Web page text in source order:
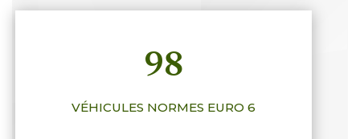
98
VÉHICULES NORMES EURO 6